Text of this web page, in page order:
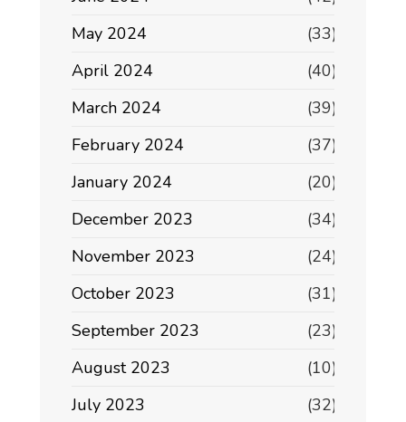
May 2024
(33)
April 2024
(40)
March 2024
(39)
February 2024
(37)
January 2024
(20)
December 2023
(34)
November 2023
(24)
October 2023
(31)
September 2023
(23)
August 2023
(10)
July 2023
(32)